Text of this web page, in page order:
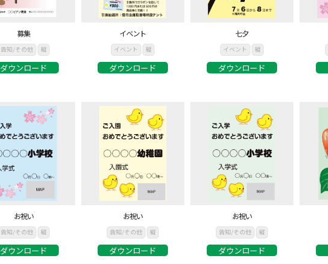
募集
告知/その他 縦
ダウンロード
イベント
イベント 縦
ダウンロード
七夕
イベント 縦
ダウンロード
お祝い
告知/その他 縦
ダウンロード
お祝い
告知/その他 縦
ダウンロード
お祝い
告知/その他 縦
ダウンロード